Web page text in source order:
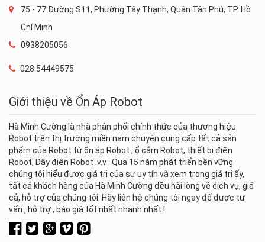
75 - 77 Đường S11, Phường Tây Thạnh, Quận Tân Phú, TP. Hồ
Chí Minh
0938205056
028.54449575
Giới thiệu về Ổn Áp Robot
Hà Minh Cường là nhà phân phối chính thức của thương hiệu
Robot trên thị trường miền nam chuyên cung cấp tất cả sản
phẩm của Robot từ ổn áp Robot , ổ cắm Robot, thiết bị điện
Robot, Dây điện Robot .v.v . Qua 15 năm phát triển bền vững
chúng tôi hiểu được giá trị của sự uy tín và xem trọng giá trị ấy,
tất cả khách hàng của Hà Minh Cường đều hài lòng về dịch vụ, giá
cả, hỗ trợ của chúng tôi. Hãy liên hệ chúng tôi ngay để được tư
vấn , hỗ trợ , báo giá tốt nhất nhanh nhất !